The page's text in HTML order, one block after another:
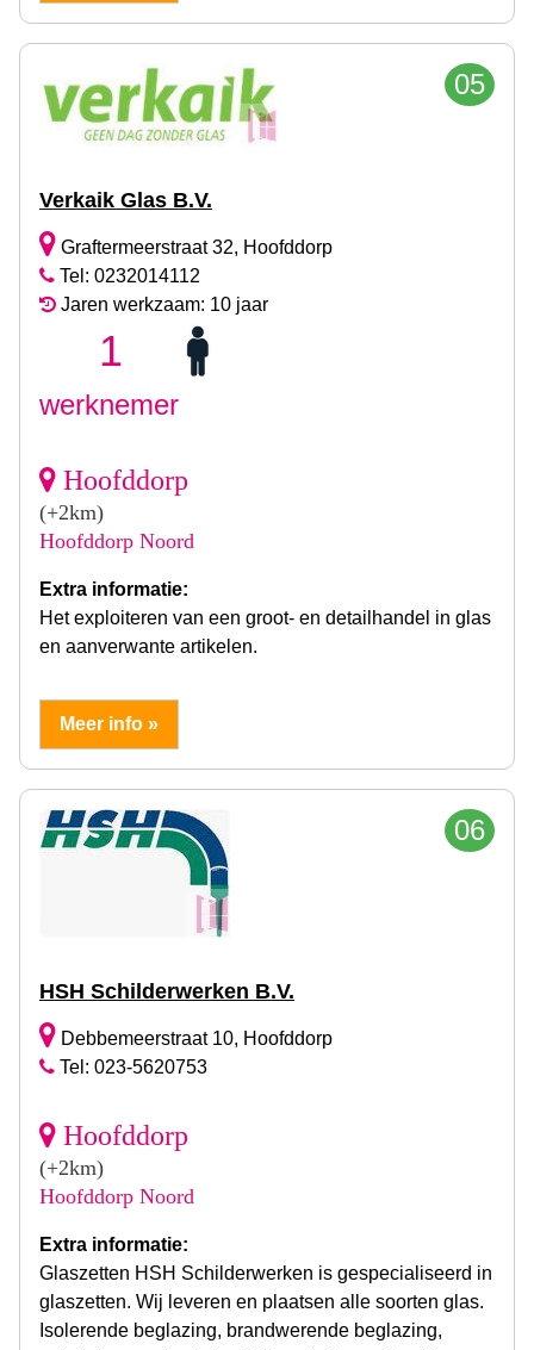
05
Verkaik Glas B.V.
Graftermeerstraat 32, Hoofddorp
Tel: 0232014112
Jaren werkzaam: 10 jaar
1
werknemer
Hoofddorp
(+2km)
Hoofddorp Noord
Extra informatie:
Het exploiteren van een groot- en detailhandel in glas
en aanverwante artikelen.
Meer info »
06
HSH Schilderwerken B.V.
Debbemeerstraat 10, Hoofddorp
Tel: 023-5620753
Hoofddorp
(+2km)
Hoofddorp Noord
Extra informatie:
Glaszetten HSH Schilderwerken is gespecialiseerd in
glaszetten. Wij leveren en plaatsen alle soorten glas.
Isolerende beglazing, brandwerende beglazing,